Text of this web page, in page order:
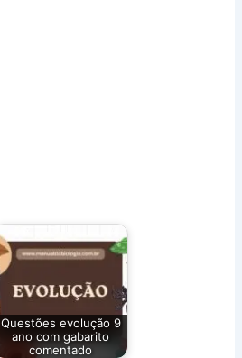
Questões evolução 9
ano com gabarito
comentado